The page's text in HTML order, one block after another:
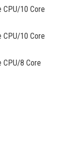
CPU/10 Core
CPU/10 Core
CPU/8 Core